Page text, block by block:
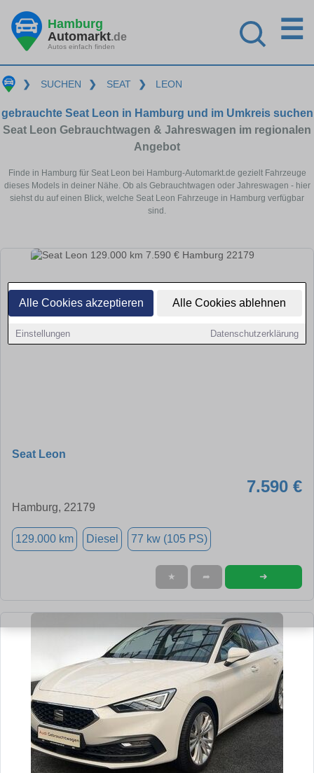
Alle Cookies akzeptieren Alle Cookies ablehnen
Einstellungen Datenschutzerklärung
Hamburg
Automarkt.de
Autos einfach finden
☰
❯ SUCHEN ❯ SEAT ❯ LEON
gebrauchte Seat Leon in Hamburg und im Umkreis suchen
Seat Leon Gebrauchtwagen & Jahreswagen im regionalen
Angebot
Finde in Hamburg für Seat Leon bei Hamburg-Automarkt.de gezielt Fahrzeuge
dieses Models in deiner Nähe. Ob als Gebrauchtwagen oder Jahreswagen - hier
siehst du auf einen Blick, welche Seat Leon Fahrzeuge in Hamburg verfügbar
sind.
Seat Leon
7.590 €
Hamburg, 22179
129.000 km Diesel 77 kw (105 PS)
★ ➦ ➜